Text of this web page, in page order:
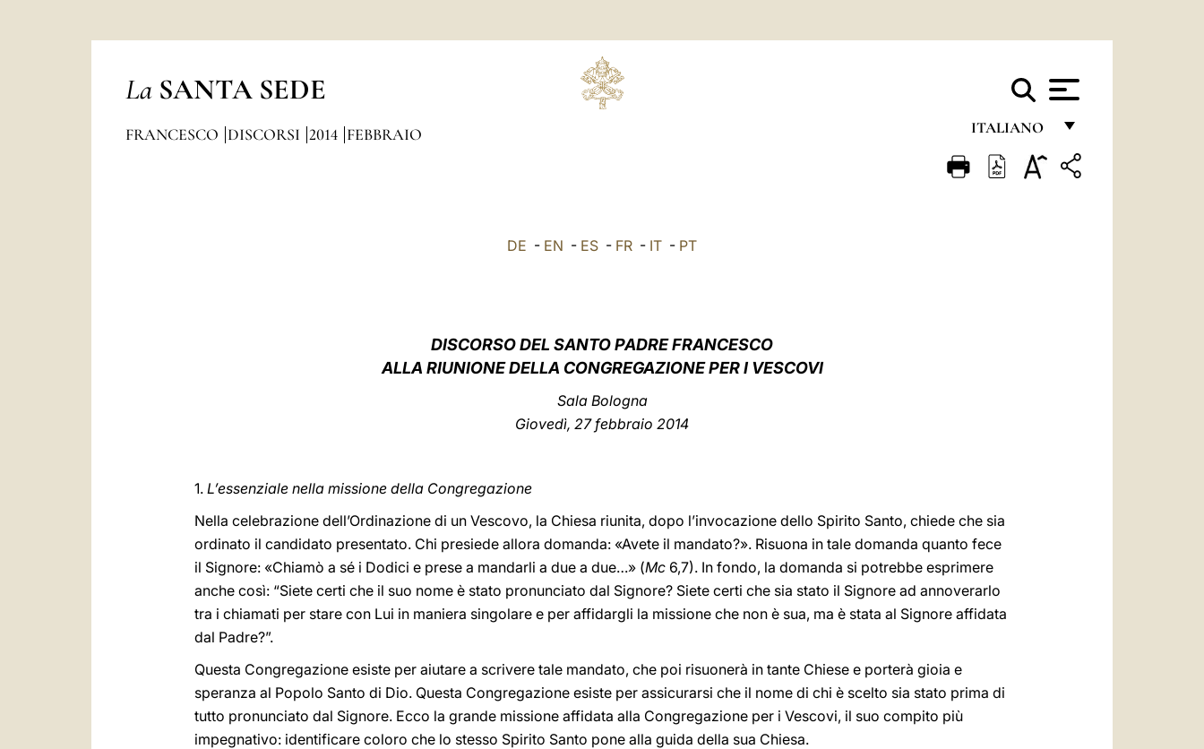
La SANTA SEDE
ITALIANO
FRANÇAIS
FRANCESCO DISCORSI 2014 FEBBRAIO
DE - EN - ES - FR - IT - PT
DISCORSODEL SANTO PADRE FRANCESCO
ALLA RIUNIONE DELLA CONGREGAZIONE PER I VESCOVI
Sala Bologna
Giovedì, 27 febbraio 2014
1. L’essenziale nella missione della Congregazione
Nella celebrazione dell’Ordinazione di un Vescovo, la Chiesa riunita, dopo l’invocazione dello Spirito Santo, chiede che sia
ordinato il candidato presentato. Chi presiede allora domanda: «Avete il mandato?». Risuona in tale domanda quanto fece
il Signore: «Chiamò a sé i Dodici e prese a mandarli a due a due…» (Mc 6,7). In fondo, la domanda si potrebbe esprimere
anche così: “Siete certi che il suo nome è stato pronunciato dal Signore? Siete certi che sia stato il Signore ad annoverarlo
tra i chiamati per stare con Lui in maniera singolare e per affidargli la missione che non è sua, ma è stata al Signore affidata
dal Padre?”.
Questa Congregazione esiste per aiutare a scrivere tale mandato, che poi risuonerà in tante Chiese e porterà gioia e
speranza al Popolo Santo di Dio. Questa Congregazione esiste per assicurarsi che il nome di chi è scelto sia stato prima di
tutto pronunciato dal Signore. Ecco la grande missione affidata alla Congregazione per i Vescovi, il suo compito più
impegnativo: identificare coloro che lo stesso Spirito Santo pone alla guida della sua Chiesa.